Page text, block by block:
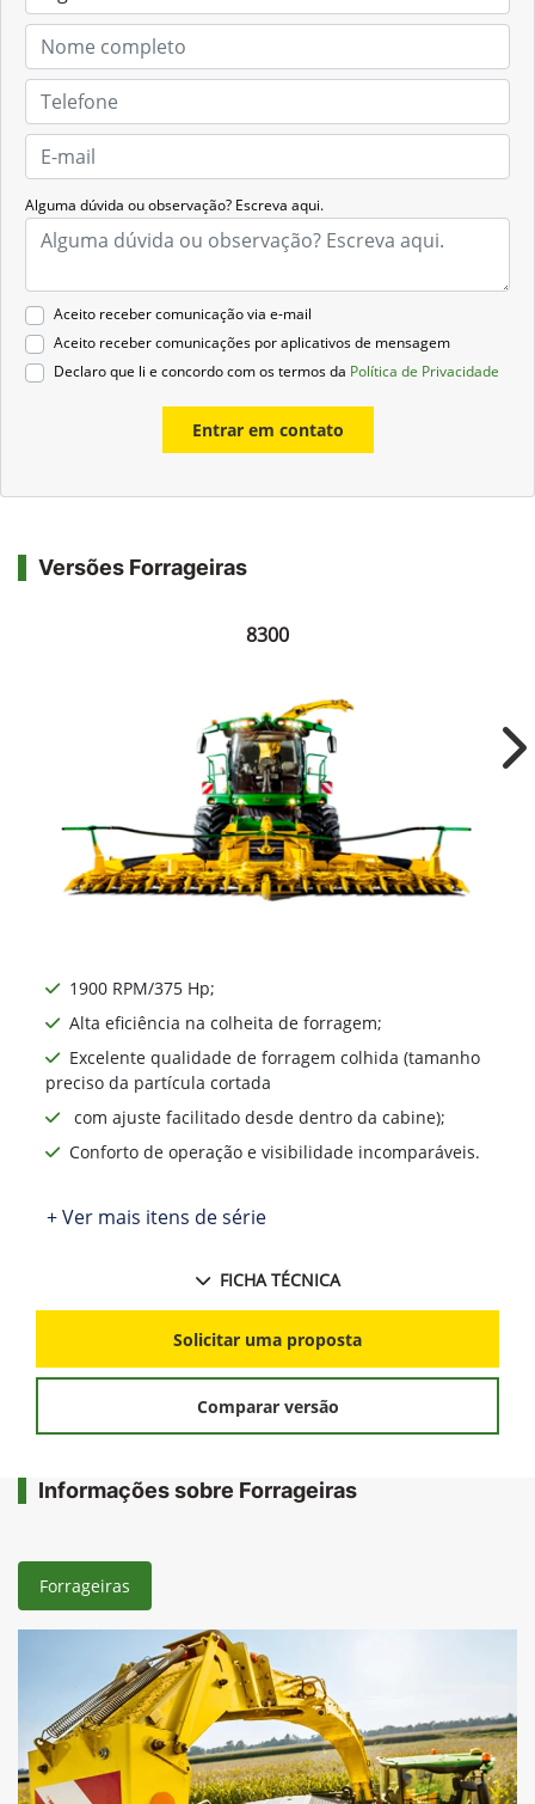
Alguma dúvida ou observação? Escreva aqui.
Aceito receber comunicação via e-mail
Aceito receber comunicações por aplicativos de mensagem
Declaro que li e concordo com os termos da Política de Privacidade
Entrar em contato
Versões Forrageiras
8300
1900 RPM/375 Hp;
Alta eficiência na colheita de forragem;
Excelente qualidade de forragem colhida (tamanho
preciso da partícula cortada
com ajuste facilitado desde dentro da cabine);
Conforto de operação e visibilidade incomparáveis.
+ Ver mais itens de série
FICHA TÉCNICA
Solicitar uma proposta
Comparar versão
Informações sobre Forrageiras
Forrageiras